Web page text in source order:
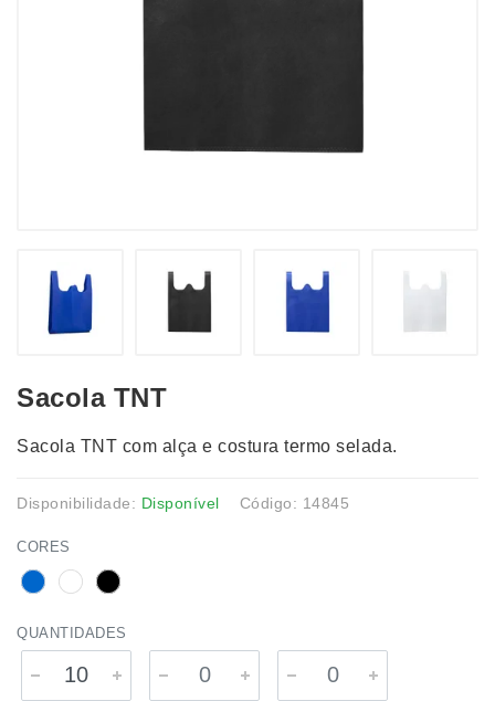
Sacola TNT
Sacola TNT com alça e costura termo selada.
Disponibilidade: Disponível Código: 14845
CORES
QUANTIDADES